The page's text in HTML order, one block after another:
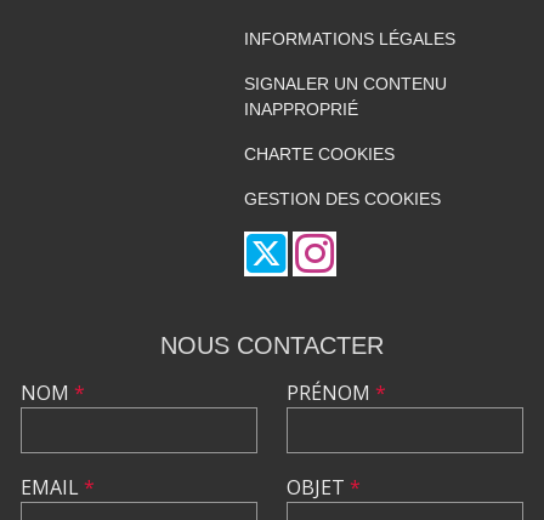
INFORMATIONS LÉGALES
SIGNALER UN CONTENU
INAPPROPRIÉ
CHARTE COOKIES
GESTION DES COOKIES
NOUS CONTACTER
NOM *
EMAIL*
PRÉNOM *
OBJET *